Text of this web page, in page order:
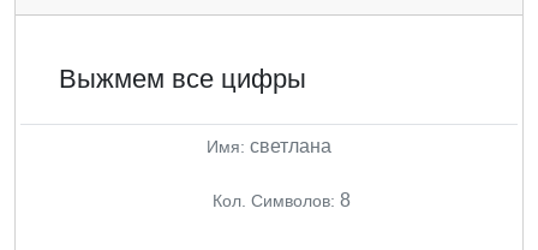
Выжмем все цифры
Имя: светлана
Кол. Символов: 8